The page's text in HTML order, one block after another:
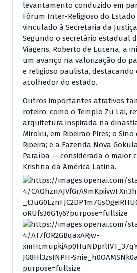
levantamento conduzido em
Fórum Inter-Religioso do Estado
vinculado à Secretaria da
Segundo o secretário estadual
Viagens, Roberto de Lucena, a
um avanço na valorização do
e religioso paulista,
acolhedor do estado.
Outros importantes atrativos
roteiro, como o Templo Zu Lai,
arquitetura inspirada na
Miroku, em Ribeirão Pires; o Sino
Ribeira; e a Fazenda Nova
Paraíba — considerada o maior
Krishna da América Latina.